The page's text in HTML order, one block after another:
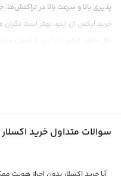
پذیری بالا و سرعت بالا در تراکنش‌ها،
خرید ایکس ال اینو، بهتر است نگران
می‌دهد تا به عنوان یک سرمایه‌گذار
راحت و ساده را برای کاربران خود
سوالات متداول خرید اکسلار